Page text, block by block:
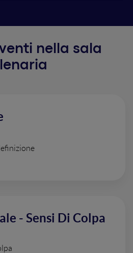
nella sala
- Sensi Di Colpa